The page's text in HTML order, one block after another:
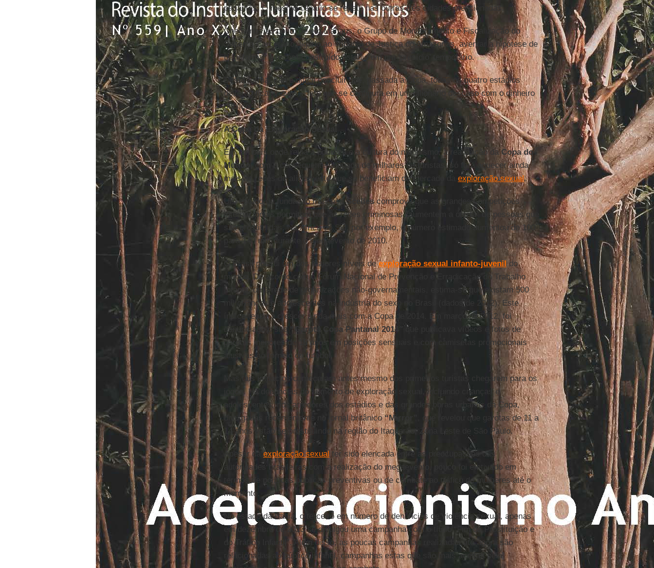
pagantes. O mesmo cenário se repete nas outras três cidades mencionadas.
Chegamos ao ponto de em Manaus, o Grupo de Monitoramento e Fiscalização do
Sistema Carcerário, ligado ao Tribunal de Justiça do Amazonas, aventar a hipótese de
transformar o recém-construído estádio em um ‘presídio’ temporário.
Desta forma, não é difícil concluir que, passada a Copa, todos os quatro estádios
deverão ficar vazios – fato que se configura em um bilionário descaso com o dinheiro
público.
A Copa da Exploração Sexual
Em um país onde reina a pobreza e a cultura do machismo, a realização daCopa do
Mundo
, com a consequente chegada de milhares de turistas, só fará aquecer ainda
mais as redes de aliciamento que se beneficiam do mercado da exploração sexual.
Um estudo da fundação francesaScellescomprova que as grandes competições
internacionais permitem que as redes criminosas “aumentem a oferta” de pessoas que
são prostituídas. Na África do Sul, por exemplo, o número estimado aumentou de 100
para 140 mil, durante o megaevento de 2010.
O Brasil possui um dos maiores níveis deexploração sexual infanto-juvenildo
mundo. De acordo com o Fórum Nacional de Prevenção e Erradicação do Trabalho
Infantil, uma rede de organizações não-governamentais, estima-se que existam 500
mil crianças e adolescentes na indústria do sexo no Brasil (dados de 2012). Este
índice tende a crescer ainda mais com a Copa de 2014. Em março de 2012, foi
denunciado o site “Garota Copa Pantanal 2014″
que publicava vídeos e fotos de
garotas menores de 18 anos em posições sensuais e com camisetas promocionais
alusivas ao torneio de futebol.
Mas tais impactos começaram antes mesmo dos primeiros turistas chegarem para os
jogos. Há denúncias do aumento de exploração sexual, incluindo crianças e
adolescentes, nos arredores dos estádios e das grandes obras urbanas da Copa,
divulgadas recentemente no jornal britânico“Mirror”
, que revelou que garotas de 11 a
14 anos estão se prostituindo na região do Itaquerão, Zona Leste de São Paulo.
Apesar da exploração sexual ter sido elencada entre as preocupações das
autoridades brasileiras com a realização do megaevento, pouco foi efetivado em
termos de políticas públicas preventivas ou de combate ao tráfico de mulheres até o
momento.
No estado da Bahia, o terceiro em número de denúncias de violência sexual, apenas
em dezembro de 2013 se divulgou uma campanha com o título “Fim da Prostituição e
do Tráfico Infantil”. Além disso, as poucas campanhas realizadas até agora são
relacionadas ao público infantil, campanhas estas que são mais aceitas pela